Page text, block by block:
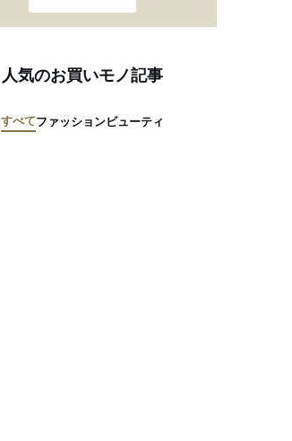
人気のお買いモノ記事
すべてファッションビューティ